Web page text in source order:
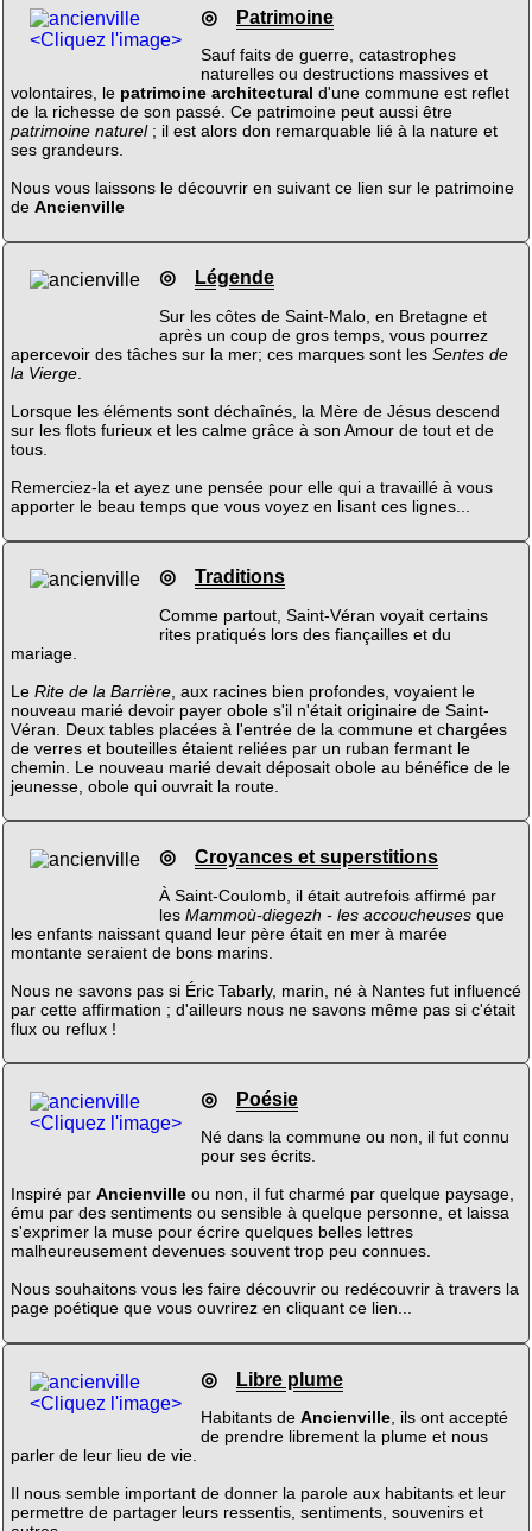
<Cliquez l'image>
◎ Patrimoine
Sauf faits de guerre, catastrophes
naturelles ou destructions massives et
volontaires, le patrimoine architectural d'une commune est reflet
de la richesse de son passé. Ce patrimoine peut aussi être
patrimoine naturel; il est alors don remarquable lié à la nature et
ses grandeurs.
Nous vous laissons le découvrir en suivant ce lien sur le patrimoine
de Ancienville
◎ Légende
Sur les côtes de Saint-Malo, en Bretagne et
après un coup de gros temps, vous pourrez
apercevoir des tâches sur la mer; ces marques sont les Sentes de
la Vierge.
Lorsque les éléments sont déchaînés, la Mère de Jésus descend
sur les flots furieux et les calme grâce à son Amour de tout et de
tous.
Remerciez-la et ayez une pensée pour elle qui a travaillé à vous
apporter le beau temps que vous voyez en lisant ces lignes...
◎ Traditions
Comme partout, Saint-Véran voyait certains
rites pratiqués lors des fiançailles et du
mariage.
Le Rite de la Barrière, aux racines bien profondes, voyaient le
nouveau marié devoir payer obole s'il n'était originaire de Saint-
Véran. Deux tables placées à l'entrée de la commune et chargées
de verres et bouteilles étaient reliées par un ruban fermant le
chemin. Le nouveau marié devait déposait obole au bénéfice de le
jeunesse, obole qui ouvrait la route.
◎ Croyances et superstitions
À Saint-Coulomb, il était autrefois affirmé par
les Mammoù-diegezh - les accoucheusesque
les enfants naissant quand leur père était en mer à marée
montante seraient de bons marins.
Nous ne savons pas si Éric Tabarly, marin, né à Nantes fut influencé
par cette affirmation ; d'ailleurs nous ne savons même pas si c'était
flux ou reflux !
<Cliquez l'image>
◎ Poésie
Né dans la commune ou non, il fut connu
pour ses écrits.
Inspiré par Ancienvilleou non, il fut charmé par quelque paysage,
ému par des sentiments ou sensible à quelque personne, et laissa
s'exprimer la muse pour écrire quelques belles lettres
malheureusement devenues souvent trop peu connues.
Nous souhaitons vous les faire découvrir ou redécouvrir à travers la
page poétique que vous ouvrirez en cliquant ce lien...
<Cliquez l'image>
◎ Libre plume
Habitants de Ancienville, ils ont accepté
de prendre librement la plume et nous
parler de leur lieu de vie.
Il nous semble important de donner la parole aux habitants et leur
permettre de partager leurs ressentis, sentiments, souvenirs et